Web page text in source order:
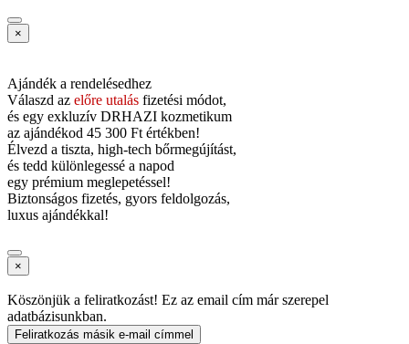
×
Ajándék a rendelésedhez
Válaszd az előre utalás fizetési módot,
és egy exkluzív DRHAZI kozmetikum
az ajándékod 45 300 Ft értékben!
Élvezd a tiszta, high-tech bőrmegújítást,
és tedd különlegessé a napod
egy prémium meglepetéssel!
Biztonságos fizetés, gyors feldolgozás,
luxus ajándékkal!
×
Köszönjük a feliratkozást! Ez az email cím már szerepel
adatbázisunkban.
Feliratkozás másik e-mail címmel